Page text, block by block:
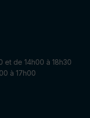
et de 14h00 à 18h30
à 17h00